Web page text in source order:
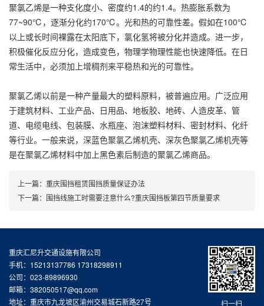
聚氯乙烯是一种支化度小、密度约1.4的约1.4。热膨胀系数为
77~90℃，逐渐分化约170℃。光和热的可靠性差。假如在100℃
以上或长时间裸露在太阳底下，氯化氢将被分化并造成。进一步，
积极催化反应分化，造成变色，物理学物理性能也快速降低。在日
常生活中，必须加上增稠剂来平稳热和光的可靠性。
聚氯乙烯以前是一种产量最大的塑料原料，被普遍应用。广泛应用
于建筑材料、工业产品、日用品、地板胶、地砖、人造皮革、管
道、电缆电线、包装膜、水瓶座、泡沫塑料材料、密封材料、化纤
等行业。一般来说，深蓝色聚氯乙烯机壳、深灰色聚氯乙烯机壳等
是在聚氯乙烯材料中加上黑色素后制造的聚氯乙烯商品。
上一篇： 重庆围挡租赁围挡质量保证办法
下一篇： 围挡线施工时需要注意什么?重庆围挡板第四节质量要求
扫一扫
重庆汇尼升交通设施有限公司
手机：15213137786 17318298911
公司：023-89896930
邮箱：382050517@qq.com
地址：重庆市九龙坡区渝州交易城石新路27号